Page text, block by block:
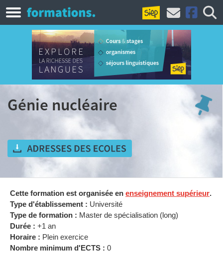
Génie nucléaire
Cette formation est organisée en enseignement supérieur.
Type d'établissement : Université
Type de formation : Master de spécialisation (long)
Durée : +1 an
Horaire : Plein exercice
Nombre minimum d'ECTS : 0